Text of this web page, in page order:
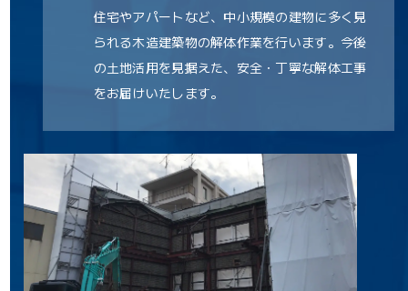
住宅やアパートなど、中小規模の建物に多く見
られる木造建築物の解体作業を行います。今後
の土地活用を見据えた、安全・丁寧な解体工事
をお届けいたします。